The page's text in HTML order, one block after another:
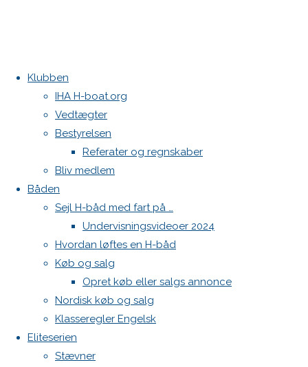
Klubben
IHA H-boat.org
Vedtægter
Bestyrelsen
Referater og regnskaber
Bliv medlem
Båden
Sejl H-båd med fart på …
Undervisningsvideoer 2024
Hvordan løftes en H-båd
Køb og salg
Opret køb eller salgs annonce
Nordisk køb og salg
Klasseregler Engelsk
Eliteserien
Stævner
Home
Køb og
Storsejl
AWARD SHOW H-Boat 2025
North
sejl
sælges
23.
Kontakt
Danske H-bådssejlere
Klubben: klubben@H-båd.dk
kontakt
Find os på
Seneste på H-båd.dk
Sejl, spilerstrømpe og rullefok-presenning til H-båd:
Høj Jensen fokke til salg
Spilerstage/Spinlock jollevest xl